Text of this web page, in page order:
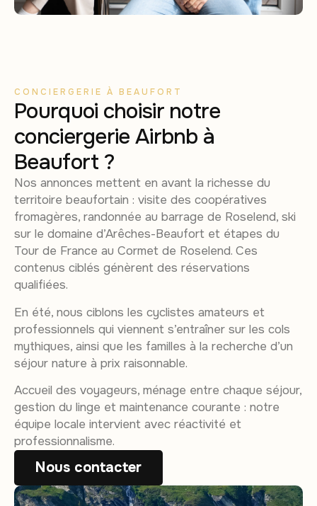
CONCIERGERIE À BEAUFORT
Pourquoi choisir notre
conciergerie Airbnb à
Beaufort ?
Nos annonces mettent en avant la richesse du
territoire beaufortain : visite des coopératives
fromagères, randonnée au barrage de Roselend, ski
sur le domaine d’Arêches-Beaufort et étapes du
Tour de France au Cormet de Roselend. Ces
contenus ciblés génèrent des réservations
qualifiées.
En été, nous ciblons les cyclistes amateurs et
professionnels qui viennent s’entraîner sur les cols
mythiques, ainsi que les familles à la recherche d’un
séjour nature à prix raisonnable.
Accueil des voyageurs, ménage entre chaque séjour,
gestion du linge et maintenance courante : notre
équipe locale intervient avec réactivité et
professionnalisme.
Nous contacter